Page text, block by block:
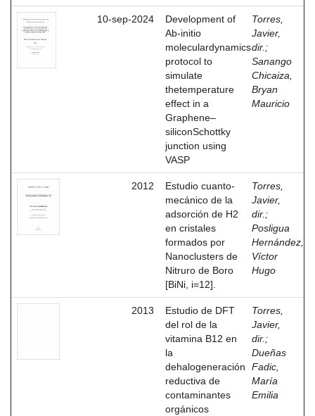
10-sep-2024
Development of
Ab-initio
moleculardynamics
protocol to
simulate
thetemperature
effect in a
Graphene–
siliconSchottky
junction using
VASP
Torres,
Javier,
dir. ;
Sanango
Chicaiza,
Bryan
Mauricio
2012
Estudio cuanto-
mecánico de la
adsorción de H2
en cristales
formados por
Nanoclusters de
Nitruro de Boro
[BiNi, i=12].
Torres,
Javier,
dir. ;
Posligua
Hernández,
Víctor
Hugo
2013
Estudio de DFT
del rol de la
vitamina B12 en
la
dehalogeneración
reductiva de
contaminantes
orgánicos
Torres,
Javier,
dir. ;
Dueñas
Fadic,
María
Emilia